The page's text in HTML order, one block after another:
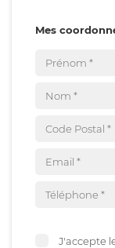
Mes
J'accepte